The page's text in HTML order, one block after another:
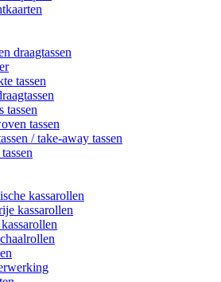
draagtassen
tassen
tassen
tassen
/ take-away tassen
kassarollen
kassarollen